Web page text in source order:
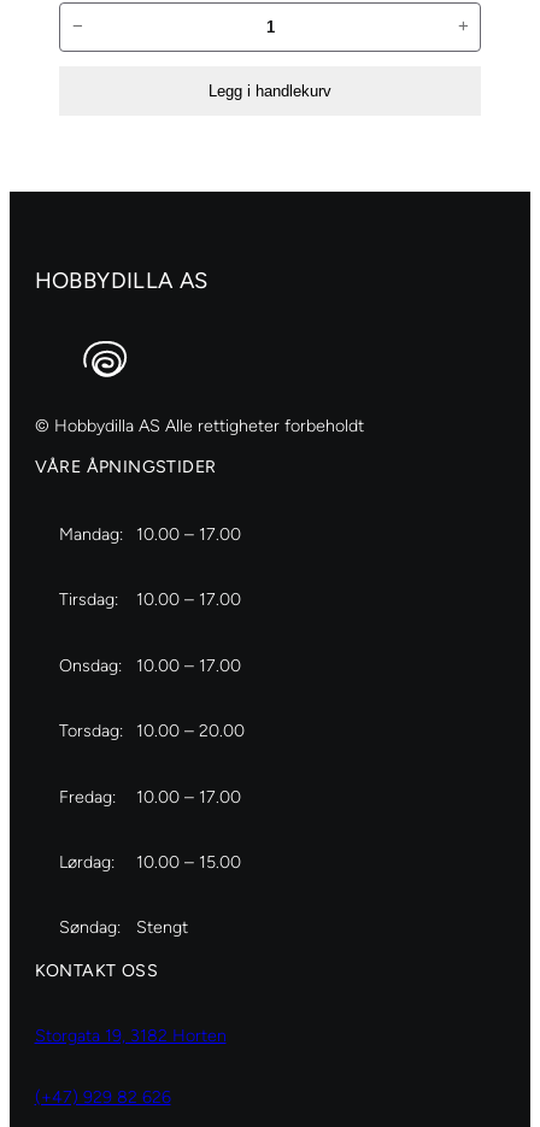
Glam
no.2
− +
Legg i handlekurv
HOBBYDILLA AS
© Hobbydilla AS Alle rettigheter forbeholdt
VÅRE ÅPNINGSTIDER
Mandag: 10.00 – 17.00
Tirsdag: 10.00 – 17.00
Onsdag: 10.00 – 17.00
Torsdag: 10.00 – 20.00
Fredag: 10.00 – 17.00
Lørdag: 10.00 – 15.00
Søndag: Stengt
KONTAKT OSS
Storgata 19, 3182 Horten
(+47) 929 82 626